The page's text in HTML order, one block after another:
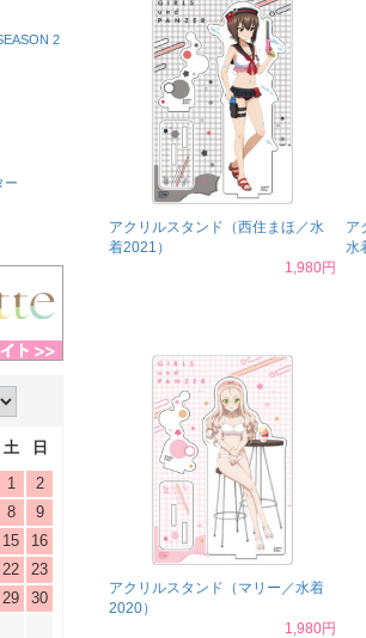
アクリルスタンド（西住まほ／水
着2021）
1,980円
ア
水
アクリルスタンド（マリー／水着
2020）
1,980円
2
ー
土
日
1
2
8
9
15
16
22
23
29
30